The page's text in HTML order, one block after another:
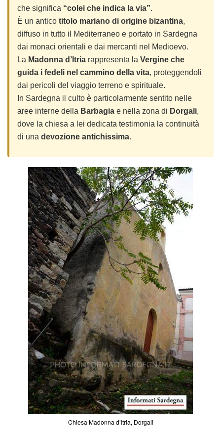
che significa “colei che indica la via”.
È un antico titolo mariano di origine bizantina,
diffuso in tutto il Mediterraneo e portato in Sardegna
dai monaci orientali e dai mercanti nel Medioevo.
La Madonna d’Itria rappresenta la Vergine che
guida i fedeli nel cammino della vita, proteggendoli
dai pericoli del viaggio terreno e spirituale.
In Sardegna il culto è particolarmente sentito nelle
aree interne della Barbagia e nella zona di Dorgali,
dove la chiesa a lei dedicata testimonia la continuità
di una devozione antichissima.
Chiesa Madonna d’Itria, Dorgali